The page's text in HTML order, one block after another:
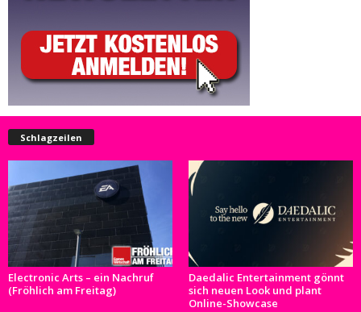
Schlagzeilen
Electronic Arts – ein Nachruf
(Fröhlich am Freitag)
Daedalic Entertainment gönnt
sich neuen Look und plant
Online-Showcase